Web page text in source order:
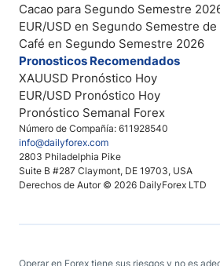
Número de Compañía: 611928540
info@dailyforex.com
2803 Philadelphia Pike
Suite B #287 Claymont, DE 19703, USA
Derechos de Autor © 2026 DailyForex LTD
Cacao para Segundo Semestre
EUR/USD en Segundo Semestre
Café en Segundo Semestre 2026
Pronosticos Recomendados
XAUUSD Pronóstico Hoy
EUR/USD Pronóstico Hoy
Pronóstico Semanal Forex
Operar en Forex tiene sus riesgos y no es